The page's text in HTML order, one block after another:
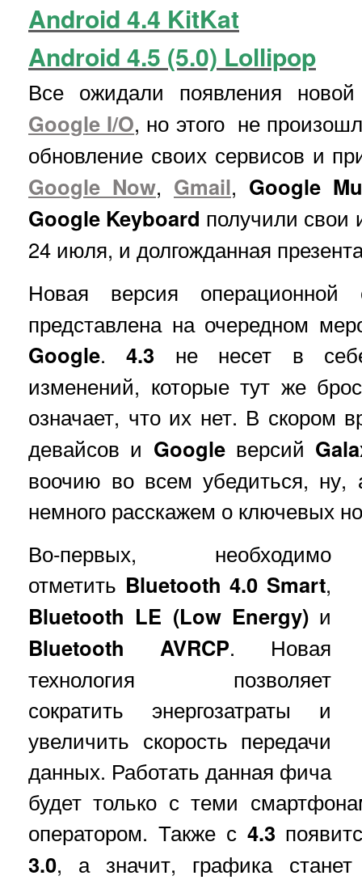
Android 4.4 KitKat
Android 4.5 (5.0) Lollipop
Все ожидали появления
Google I/O, но этого не
обновление своих сервисов и
Google Now, Gmail, Google
Google Keyboard получили свои
24 июля, и долгожданная
Новая версия
представлена на очередном
Google.4.3 не несет в
изменений, которые тут же
означает, что их нет. В скором
девайсов и Googleверсий
воочию во всем убедиться,
немного расскажем о ключевых
Во-первых, необходимо
отметить Bluetooth 4.0 Smart,
Bluetooth LE (Low Energy)и
Bluetooth AVRCP. Новая
технология позволяет
сократить энергозатраты и
увеличить скорость передачи
данных. Работать данная фича
будет только с теми
оператором. Также с 4.3
3.0, а значит, графика